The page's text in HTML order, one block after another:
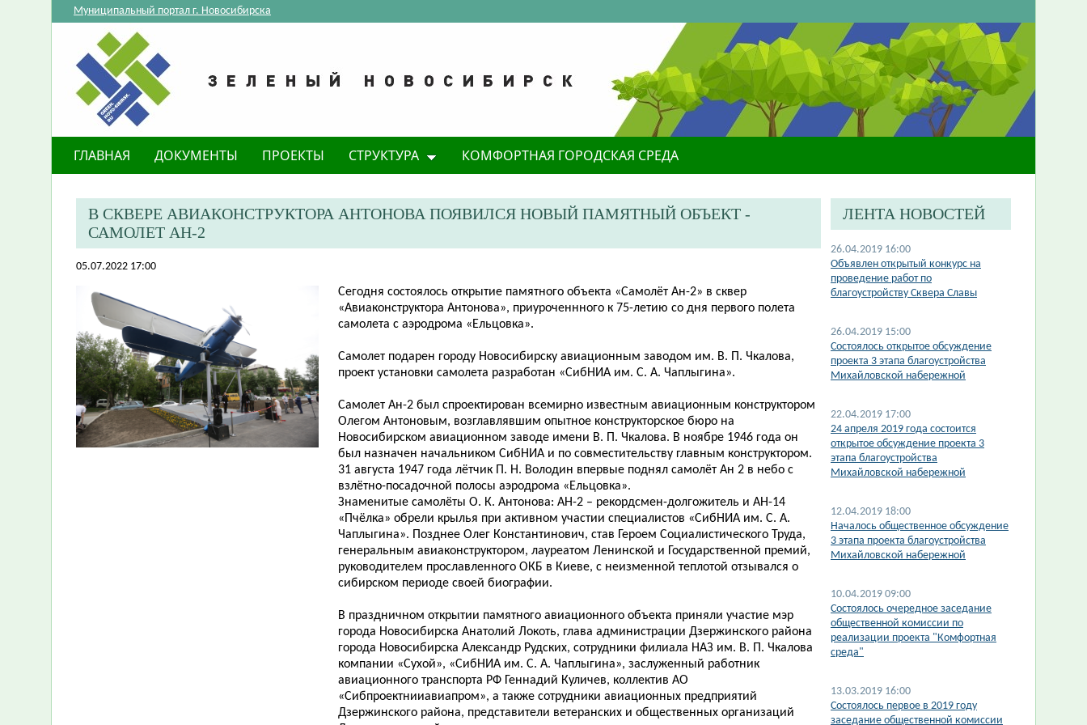
Муниципальный портал г. Новосибирска
ГЛАВНАЯ ДОКУМЕНТЫ ПРОЕКТЫ СТРУКТУРА КОМФОРТНАЯ ГОРОДСКАЯ СРЕДА
В СКВЕРЕ АВИАКОНСТРУКТОРА АНТОНОВА ПОЯВИЛСЯ НОВЫЙ ПАМЯТНЫЙ ОБЪЕКТ -
САМОЛЕТ АН-2
05.07.2022 17:00
Сегодня состоялось открытие памятного объекта «Самолёт Ан-2» в сквер
«Авиаконструктора Антонова», приуроченнного к 75-летию со дня первого полета
самолета с аэродрома «Ельцовка».
Самолет подарен городу Новосибирску авиационным заводом им. В. П. Чкалова,
проект установки самолета разработан «СибНИА им. С. А. Чаплыгина».
Самолет Ан-2 был спроектирован всемирно известным авиационным конструктором
Олегом Антоновым, возглавлявшим опытное конструкторское бюро на
Новосибирском авиационном заводе имени В. П. Чкалова. В ноябре 1946 года он
был назначен начальником СибНИА и по совместительству главным конструктором.
31 августа 1947 года лётчик П. Н. Володин впервые поднял самолёт Ан 2 в небо с
взлётно-посадочной полосы аэродрома «Ельцовка».
Знаменитые самолёты О. К. Антонова: АН-2 – рекордсмен-долгожитель и АН-14
«Пчёлка» обрели крылья при активном участии специалистов «СибНИА им. С. А.
Чаплыгина». Позднее Олег Константинович, став Героем Социалистического Труда,
генеральным авиаконструктором, лауреатом Ленинской и Государственной премий,
руководителем прославленного ОКБ в Киеве, с неизменной теплотой отзывался о
сибирском периоде своей биографии.
В праздничном открытии памятного авиационного объекта приняли участие мэр
города Новосибирска Анатолий Локоть, глава администрации Дзержинского района
города Новосибирска Александр Рудских, сотрудники филиала НАЗ им. В. П. Чкалова
компании «Сухой», «СибНИА им. С. А. Чаплыгина», заслуженный работник
авиационного транспорта РФ Геннадий Куличев, коллектив АО
«Сибпроектнииавиапром», а также сотрудники авиационных предприятий
Дзержинского района, представители ветеранских и общественных организаций
ЛЕНТА НОВОСТЕЙ
26.04.2019 16:00
Объявлен открытый конкурс на
проведение работ по
благоустройству Сквера Славы
26.04.2019 15:00
Состоялось открытое обсуждение
проекта 3 этапа благоустройства
Михайловской набережной
22.04.2019 17:00
24 апреля 2019 года состоится
открытое обсуждение проекта 3
этапа благоустройства
Михайловской набережной
12.04.2019 18:00
Началось общественное обсуждение
3 этапа проекта благоустройства
Михайловской набережной
10.04.2019 09:00
Состоялось очередное заседание
общественной комиссии по
реализации проекта "Комфортная
среда"
13.03.2019 16:00
Состоялось первое в 2019 году
заседание общественной комиссии